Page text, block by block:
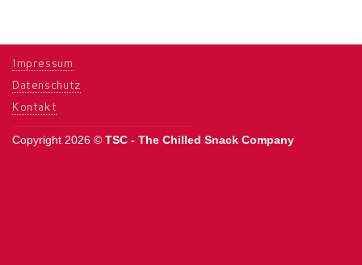
Impressum
Datenschutz
Kontakt
Copyright 2026 © TSC - The Chilled Snack Company